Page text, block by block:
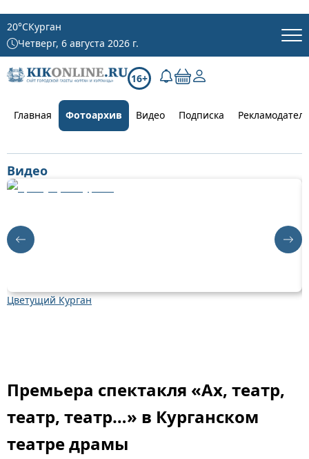
20°CКурган
Четверг, 6 августа 2026 г.
16+
Главная Фотоархив Видео Подписка
Видео
Цветущий Курган
Премьера спектакля «Ах, театр,
театр, театр…» в Курганском
театре драмы